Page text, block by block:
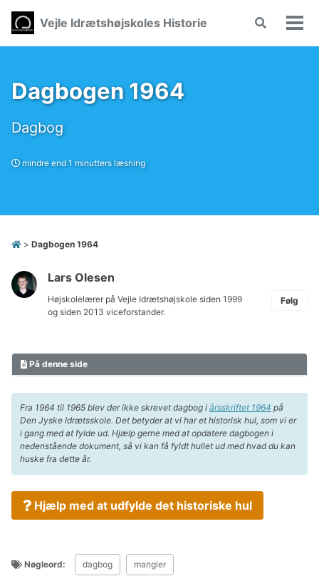
Skip
primary
Skip
content
Skip
footer
Vejle Idrætshøjskoles Historie
Toggle Vis/
Dagbogen 1964
Dagbog
mindre end 1 minutters læsning
> Dagbogen 1964
Lars Olesen
Højskolelærer på Vejle Idrætshøjskole siden 1999
og siden 2013 viceforstander.
Følg
På denne side
Fra 1964 til 1965 blev der ikke skrevet dagbog i årsskriftet 1964 på
Den Jyske Idrætsskole. Det betyder at vi har et historisk hul, som vi er
i gang med at fylde ud. Hjælp gerne med at opdatere dagbogen i
nedenstående dokument, så vi kan få fyldt hullet ud med hvad du kan
huske fra dette år.
Hjælp med at udfylde det historiske hul
Nøgleord: dagbog mangler